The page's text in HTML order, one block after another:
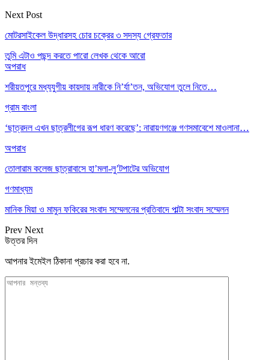
Next Post
মোটরসাইকেল উদ্ধারসহ চোর চক্রের ৩ সদস্য গ্রেফতার
তুমি এটাও পছন্দ করতে পারো লেখক থেকে আরো
অপরাধ
শরীয়তপুরে মধ্যযুগীয় কায়দায় নারীকে নি’র্যা’তন, অভিযোগ তুলে নিতে…
গ্রাম বাংলা
‘ছাত্রদল এখন ছাত্রলীগের রূপ ধারণ করেছে’: নারায়ণগঞ্জে গণসমাবেশে মাওলানা…
অপরাধ
তোলারাম কলেজ ছাত্রাবাসে হা’মলা-লু’টপাটের অভিযোগ
গণমাধ্যম
মানিক মিয়া ও মামুন ফকিরের সংবাদ সম্মেলনের প্রতিবাদে পাল্টা সংবাদ সম্মেলন
Prev Next
উত্তর দিন
আপনার ইমেইল ঠিকানা প্রচার করা হবে না.